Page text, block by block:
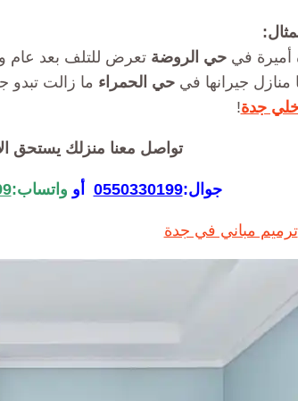
أميرة فيحي الروضةتعرض للتلف بعد عام
منازل جيرانها فيحي الحمراء ما زالت تبدو
جدة!
تواصل معنا منزلك يستحق
جوال:0550330199 أو واتساب:
ترميم مباني في جدة